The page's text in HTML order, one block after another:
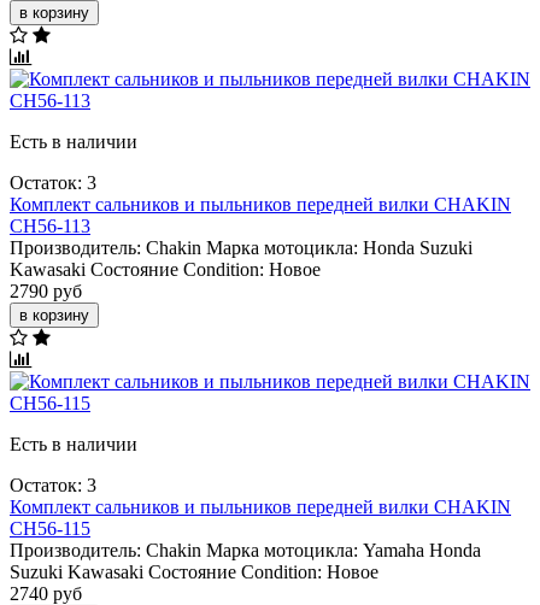
в корзину
Есть в наличии
Остаток: 3
Комплект сальников и пыльников передней вилки CHAKIN
CH56-113
Производитель: Chakin Марка мотоцикла: Honda Suzuki
Kawasaki Состояние Condition: Новое
2790 руб
в корзину
Есть в наличии
Остаток: 3
Комплект сальников и пыльников передней вилки CHAKIN
CH56-115
Производитель: Chakin Марка мотоцикла: Yamaha Honda
Suzuki Kawasaki Состояние Condition: Новое
2740 руб